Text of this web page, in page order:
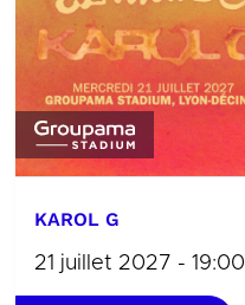
KAROL G
21 juillet 2027 - 19:00